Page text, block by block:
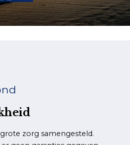
vragen
Zakelijk
zorg samengesteld.